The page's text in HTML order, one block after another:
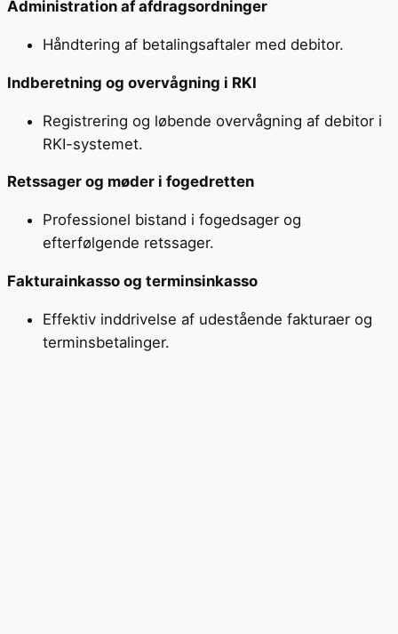
Administration af afdragsordninger
Håndtering af betalingsaftaler med debitor.
Indberetning og overvågning i RKI
Registrering og løbende overvågning af debitor i
RKI-systemet.
Retssager og møder i fogedretten
Professionel bistand i fogedsager og
efterfølgende retssager.
Fakturainkasso og terminsinkasso
Effektiv inddrivelse af udestående fakturaer og
terminsbetalinger.